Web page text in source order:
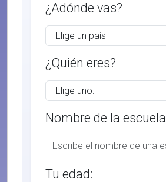
¿Adónde vas?
¿Quién eres?
Nombre de la escuela
Tu edad: